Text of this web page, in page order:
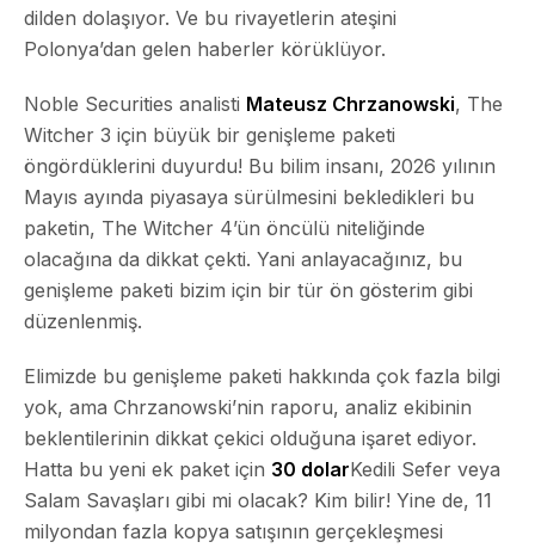
dilden dolaşıyor. Ve bu rivayetlerin ateşini
Polonya’dan gelen haberler körüklüyor.
Noble Securities analisti Mateusz Chrzanowski, The
Witcher 3 için büyük bir genişleme paketi
öngördüklerini duyurdu! Bu bilim insanı, 2026 yılının
Mayıs ayında piyasaya sürülmesini bekledikleri bu
paketin, The Witcher 4’ün öncülü niteliğinde
olacağına da dikkat çekti. Yani anlayacağınız, bu
genişleme paketi bizim için bir tür ön gösterim gibi
düzenlenmiş.
Elimizde bu genişleme paketi hakkında çok fazla bilgi
yok, ama Chrzanowski’nin raporu, analiz ekibinin
beklentilerinin dikkat çekici olduğuna işaret ediyor.
Hatta bu yeni ek paket için 30 dolarKedili Sefer veya
Salam Savaşları gibi mi olacak? Kim bilir! Yine de, 11
milyondan fazla kopya satışının gerçekleşmesi